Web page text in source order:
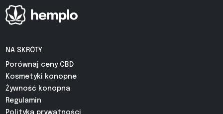
NA SKRÓTY
Porównaj ceny CBD
Kosmetyki konopne
Żywność konopna
Regulamin
Polityka prywatności